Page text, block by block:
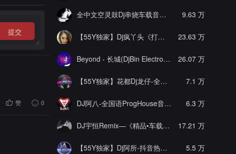
提交
赞 0
全中文空灵鼓Dj串烧车载音乐 [推荐]9.63 万
【55Y独家】Dj疯丫头《打歌妹》国粤语Funk音乐抖音热播55Y车载串烧 23.63 万
Beyond - 长城(DjBin Electro Rmx 2023 v2) 26.07 万
【55Y独家】花都Dj龙仔-全中文FunkyHouse音乐近期网络流行热播慢摇串烧 7.1 万
DJ阿八-全国语ProgHouse音乐大头针翻唱抖音热播专辑串烧 6.3 万
DJ宇恒Remix—《精品•车载》中文国会鼓ProgHouse 17.21 万
【55Y独家】Dj阿所-抖音热播爆了FunKyHouse中英文串烧 5.5 万